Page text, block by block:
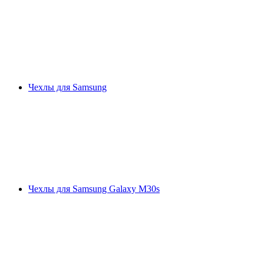
Чехлы для Samsung
Чехлы для Samsung Galaxy M30s